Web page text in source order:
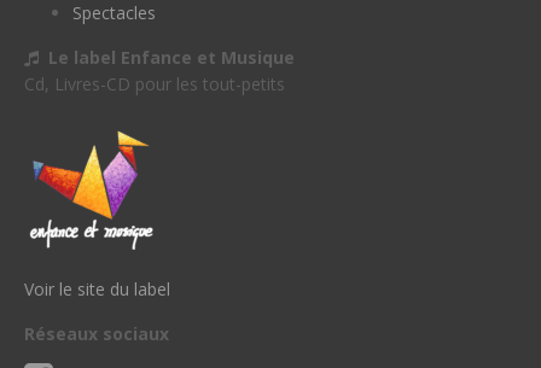
Spectacles
Le label Enfance et Musique
Cd, Livres-CD pour les tout-petits
Voir le site du label
Réseaux sociaux